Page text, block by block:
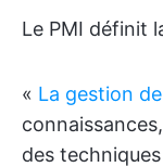
Le PMI définit
« La gestion
des